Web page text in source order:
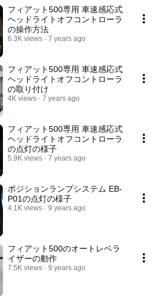
フィアット500専用 車速感応式
ヘッドライトオフコントローラ
の操作方法
6.3K views 7 years ago
フィアット500専用 車速感応式
ヘッドライトオフコントローラ
の取り付け
4K views 7 years ago
フィアット500専用 車速感応式
ヘッドライトオフコントローラ
の点灯の様子
5.9K views 7 years ago
ポジションランプシステム EB-
P01の点灯の様子
4.1K views 9 years ago
フィアット500のオートレベラ
イザーの動作
7.5K views 9 years ago